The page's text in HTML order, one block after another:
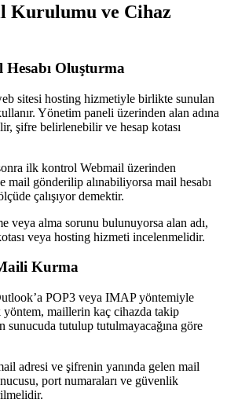
Kurulumu ve Cihaz
Hesabı Oluşturma
sitesi hosting hizmetiyle birlikte sunulan
Yönetim paneli üzerinden alan adına
şifre belirlenebilir ve hesap kotası
ilk kontrol Webmail üzerinden
mail gönderilip alınabiliyorsa mail hesabı
çalışıyor demektir.
veya alma sorunu bulunuyorsa alan adı,
veya hosting hizmeti incelenmelidir.
Kurma
POP3 veya IMAP yöntemiyle
maillerin kaç cihazda takip
sunucuda tutulup tutulmayacağına göre
adresi ve şifrenin yanında gelen mail
port numaraları ve güvenlik